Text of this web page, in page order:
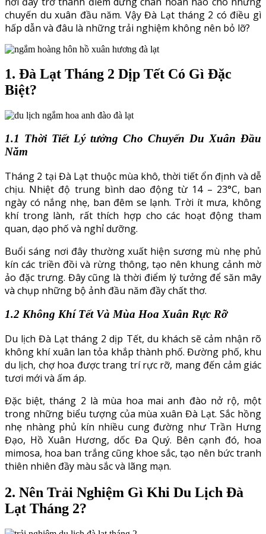
chuyến du xuân đầu năm. Vậy Đà Lạt tháng 2 có điều gì
hấp dẫn và đâu là những trải nghiệm không nên bỏ lỡ?
1. Đà Lạt Tháng 2 Dịp Tết Có Gì Đặc
Biệt?
1.1 Thời Tiết Lý tưởng Cho Chuyến Du Xuân Đầu
Năm
Tháng 2 tại Đà Lạt thuộc mùa khô, thời tiết ổn định và dễ
chịu. Nhiệt độ trung bình dao động từ 14 – 23°C, ban
ngày có nắng nhẹ, ban đêm se lạnh. Trời ít mưa, không
khí trong lành, rất thích hợp cho các hoạt động tham
quan, dạo phố và nghỉ dưỡng.
Buổi sáng nơi đây thường xuất hiện sương mù nhẹ phủ
kín các triền đồi và rừng thông, tạo nên khung cảnh mờ
ảo đặc trưng. Đây cũng là thời điểm lý tưởng để săn mây
và chụp những bộ ảnh đầu năm đầy chất thơ.
1.2 Không Khí Tết Và Mùa Hoa Xuân Rực Rỡ
Du lịch Đà Lạt tháng 2 dịp Tết, du khách sẽ cảm nhận rõ
không khí xuân lan tỏa khắp thành phố. Đường phố, khu
du lịch, chợ hoa được trang trí rực rỡ, mang đến cảm giác
tươi mới và ấm áp.
Đặc biệt, tháng 2 là mùa hoa mai anh đào nở rộ, một
trong những biểu tượng của mùa xuân Đà Lạt. Sắc hồng
nhẹ nhàng phủ kín nhiều cung đường như Trần Hưng
Đạo, Hồ Xuân Hương, dốc Đa Quý. Bên cạnh đó, hoa
mimosa, hoa ban trắng cũng khoe sắc, tạo nên bức tranh
thiên nhiên đầy màu sắc và lãng mạn.
2. Nên Trải Nghiệm Gì Khi Du Lịch Đà
Lạt Tháng 2?